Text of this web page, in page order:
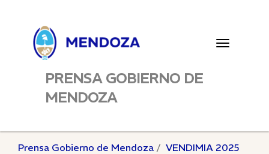
Toggle
PRENSA GOBIERNO DE
MENDOZA
Prensa Gobierno de Mendoza
VENDIMIA 2025